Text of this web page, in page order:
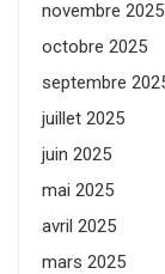
novembre 2025
octobre 2025
septembre
juillet 2025
juin 2025
mai 2025
avril 2025
mars 2025